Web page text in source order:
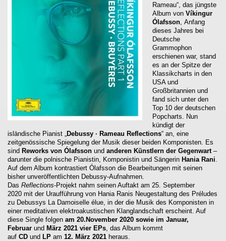
Rameau“, das jüngste
Album von Víkingur
Ólafsson , Anfang
dieses Jahres bei
Deutsche
Grammophon
erschienen war, stand
es an der Spitze der
Klassikcharts in den
USA und
Großbritannien und
fand sich unter den
Top 10 der deutschen
Popcharts. Nun
kündigt der
isländische Pianist „ Debussy · Rameau Reflections“ an, eine
zeitgenössische Spiegelung der Musik dieser beiden Komponisten. Es
sind Reworks von Ólafsson und anderen Künstlern der Gegenwart –
darunter die polnische Pianistin, Komponistin und Sängerin Hania Rani
Auf dem Album kontrastiert Ólafsson die Bearbeitungen mit seinen
bisher unveröffentlichten Debussy-Aufnahmen.
Das Reflections-Projekt nahm seinen Auftakt am 25. September
2020 mit der Uraufführung von Hania Ranis Neugestaltung des Préludes
zu Debussys La Damoiselle élue, in der die Musik des Komponisten in
einer meditativen elektroakustischen Klanglandschaft erscheint. Auf
diese Single folgen am 20.November 2020 sowie im Januar,
Februar und März 2021 vier EPs , das Album kommt
auf CD und LP am 12. März 2021 heraus.